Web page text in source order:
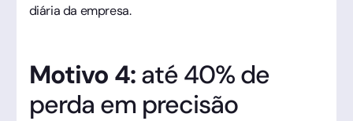
diária da empresa.
Motivo 4:até 40% de
perda em precisão